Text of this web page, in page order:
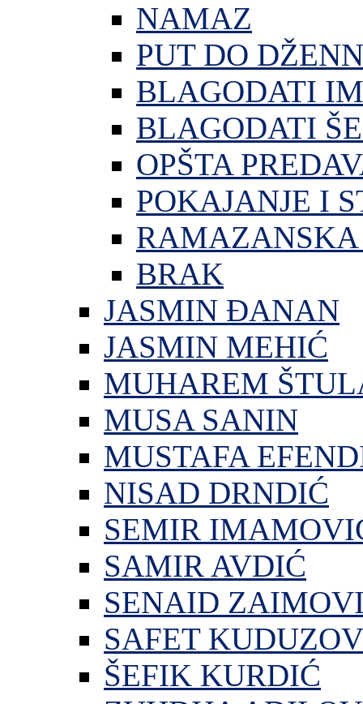
NAMAZ
PUT DO
BLAGODATI
BLAGODATI
OPŠTA
POKAJANJE I
RAMAZANSKA
BRAK
JASMIN ĐANAN
JASMIN MEHIĆ
MUHAREM
MUSA SANIN
MUSTAFA
NISAD DRNDIĆ
SEMIR
SAMIR AVDIĆ
SENAID
SAFET
ŠEFIK KURDIĆ